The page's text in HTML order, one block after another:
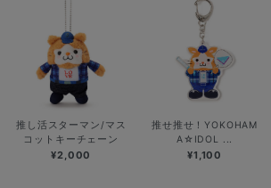
推し活スターマン/マス
コットキーチェーン
¥2,000
推せ推せ！YOKOHAM
A☆IDOL ...
¥1,100